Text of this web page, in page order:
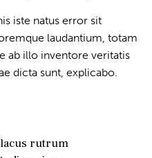
iste natus error sit
laudantium, totam
ab illo inventore veritatis
dicta sunt, explicabo.
rutrum